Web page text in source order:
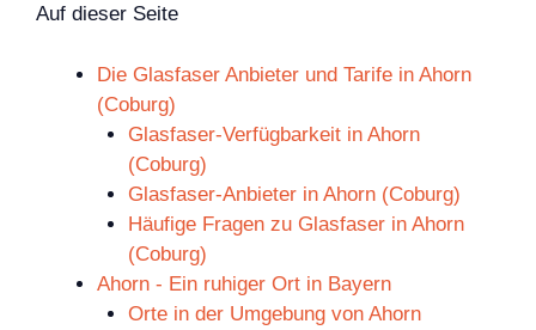
Auf dieser Seite
Die Glasfaser Anbieter und Tarife in Ahorn
(Coburg)
Glasfaser-Verfügbarkeit in Ahorn
(Coburg)
Glasfaser-Anbieter in Ahorn (Coburg)
Häufige Fragen zu Glasfaser in Ahorn
(Coburg)
Ahorn - Ein ruhiger Ort in Bayern
Orte in der Umgebung von Ahorn